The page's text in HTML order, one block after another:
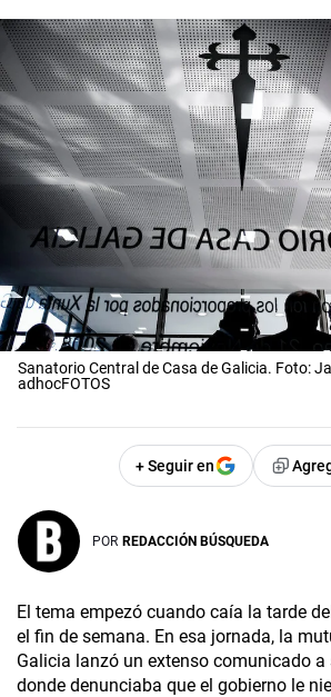
Sanatorio Central de Casa de Galicia. Foto:
adhocFOTOS
+ Seguir en
POR REDACCIÓN BÚSQUEDA
El tema empezó cuando caía la tarde
el fin de semana. En esa jornada, la
Galicia lanzó un extenso comunicado a
donde denunciaba que el gobierno le